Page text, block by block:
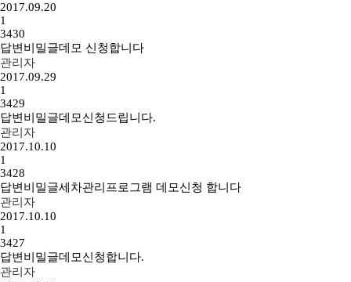
2017.09.20
1
3430
답변 비밀글데모 신청합니다
관리자
2017.09.29
1
3429
답변 비밀글데모신청드립니다.
관리자
2017.10.10
1
3428
답변 비밀글세차관리프로그램 데모신청 합니다
관리자
2017.10.10
1
3427
답변 비밀글데모신청합니다.
관리자